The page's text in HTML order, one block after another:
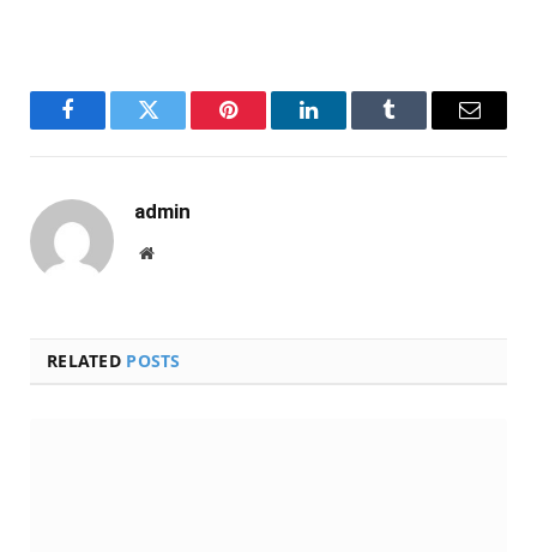
FacebookTwitter Pinterest LinkedInTumblr Email
admin
Website
RELATED POSTS